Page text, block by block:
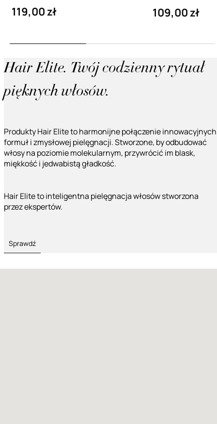
119,00 zł 109,00 zł
Hair Elite. Twój codzienny rytuał
pięknych włosów.
Produkty Hair Elite to harmonijne połączenie innowacyjnych
formuł i zmysłowej pielęgnacji. Stworzone, by odbudować
włosy na poziomie molekularnym, przywrócić im blask,
miękkość i jedwabistą gładkość.
Hair Elite to inteligentna pielęgnacja włosów stworzona
przez ekspertów.
Sprawdź